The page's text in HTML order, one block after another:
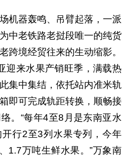
机器轰鸣、吊臂起落，一派
中老铁路老挝段唯一的纯货
跨境经贸往来的生动缩影。
迎来水果产销旺季，满载热
集中集结，依托站内准米轨
即可完成轨距转换，顺畅接
。“每年4至8月是东南亚水
行2至3列水果专列，今年
1.7万吨生鲜水果。”万象南